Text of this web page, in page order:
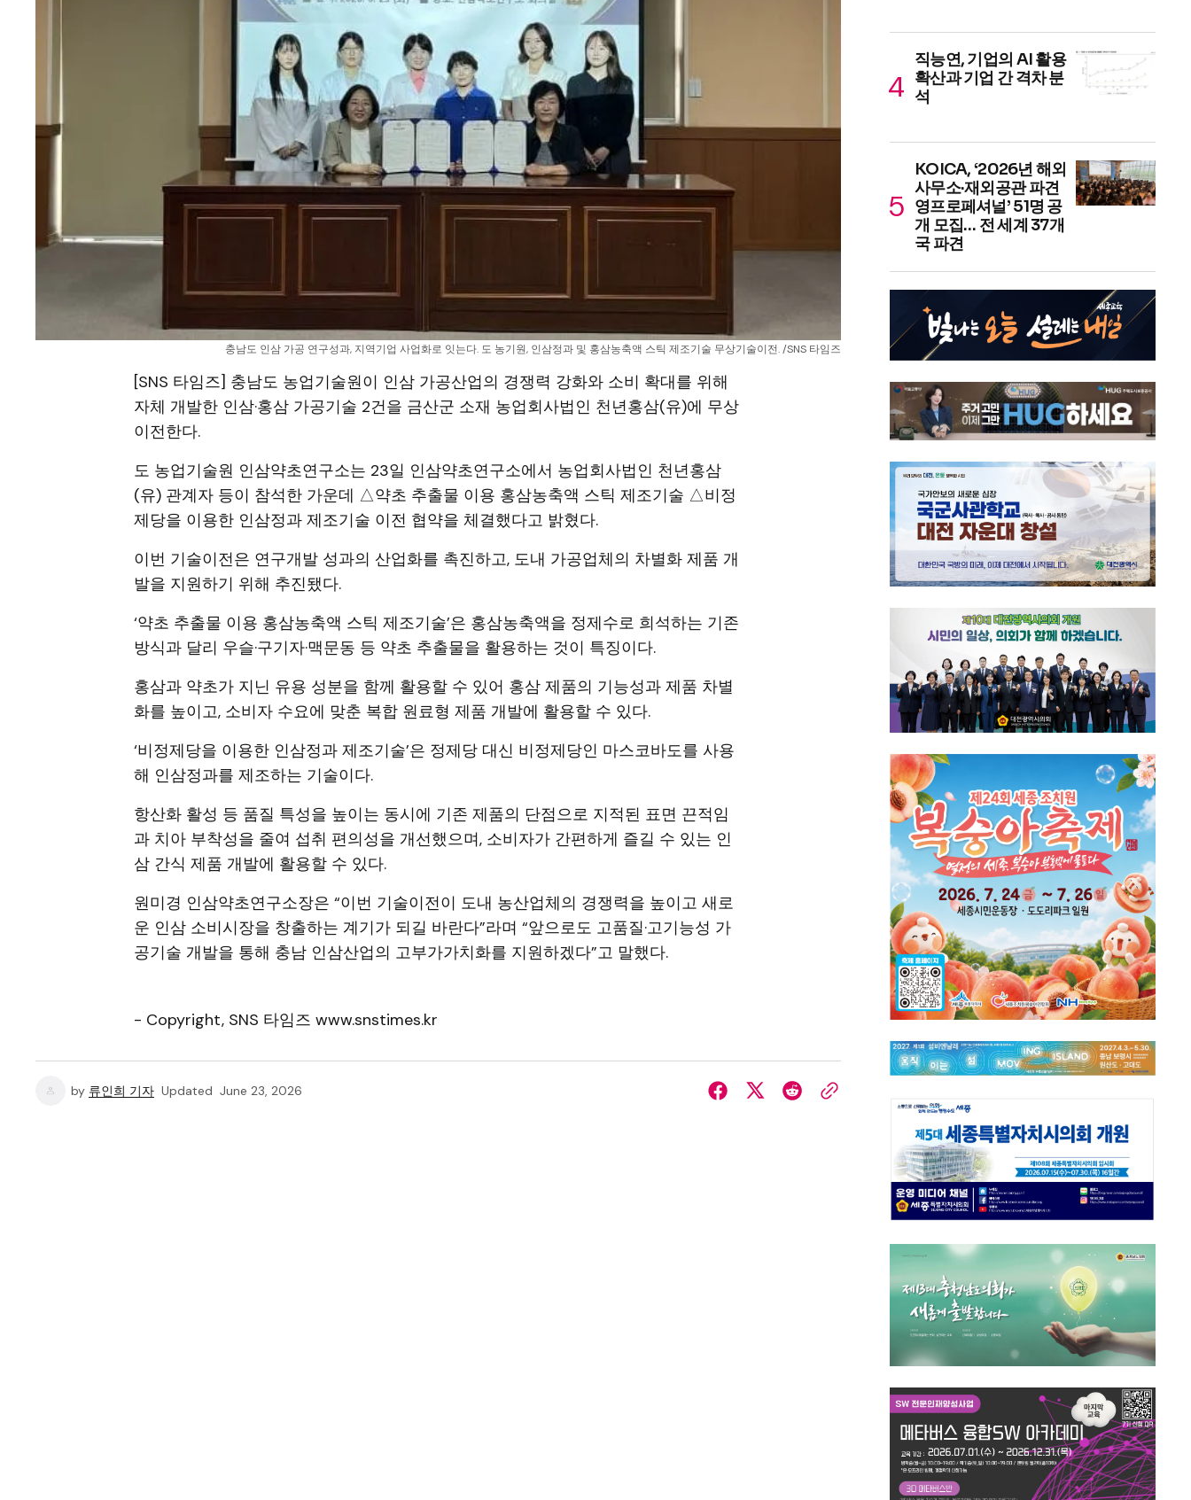
충남도 인삼 가공 연구성과, 지역기업 사업화로 잇는다. 도 농기원, 인삼정과 및 홍삼농축액 스틱 제조기술 무상기술이전. /SNS 타임즈
[SNS 타임즈] 충남도 농업기술원이 인삼 가공산업의 경쟁력 강화와 소비 확대를 위해
자체 개발한 인삼·홍삼 가공기술 2건을 금산군 소재 농업회사법인 천년홍삼(유)에 무상
이전한다.
도 농업기술원 인삼약초연구소는 23일 인삼약초연구소에서 농업회사법인 천년홍삼
(유) 관계자 등이 참석한 가운데 △약초 추출물 이용 홍삼농축액 스틱 제조기술 △비정
제당을 이용한 인삼정과 제조기술 이전 협약을 체결했다고 밝혔다.
이번 기술이전은 연구개발 성과의 산업화를 촉진하고, 도내 가공업체의 차별화 제품 개
발을 지원하기 위해 추진됐다.
‘약초 추출물 이용 홍삼농축액 스틱 제조기술’은 홍삼농축액을 정제수로 희석하는 기존
방식과 달리 우슬·구기자·맥문동 등 약초 추출물을 활용하는 것이 특징이다.
홍삼과 약초가 지닌 유용 성분을 함께 활용할 수 있어 홍삼 제품의 기능성과 제품 차별
화를 높이고, 소비자 수요에 맞춘 복합 원료형 제품 개발에 활용할 수 있다.
‘비정제당을 이용한 인삼정과 제조기술’은 정제당 대신 비정제당인 마스코바도를 사용
해 인삼정과를 제조하는 기술이다.
항산화 활성 등 품질 특성을 높이는 동시에 기존 제품의 단점으로 지적된 표면 끈적임
과 치아 부착성을 줄여 섭취 편의성을 개선했으며, 소비자가 간편하게 즐길 수 있는 인
삼 간식 제품 개발에 활용할 수 있다.
원미경 인삼약초연구소장은 “이번 기술이전이 도내 농산업체의 경쟁력을 높이고 새로
운 인삼 소비시장을 창출하는 계기가 되길 바란다”라며 “앞으로도 고품질·고기능성 가
공기술 개발을 통해 충남 인삼산업의 고부가가치화를 지원하겠다”고 말했다.
- Copyright, SNS 타임즈 www.snstimes.kr
by 류인희 기자 Updated June 23, 2026
직능연, 기업의 AI 활용
확산과 기업 간 격차 분
석
KOICA, ‘2026년 해외
사무소·재외공관 파견
영프로페셔널’ 51명 공
개 모집… 전 세계 37개
국 파견